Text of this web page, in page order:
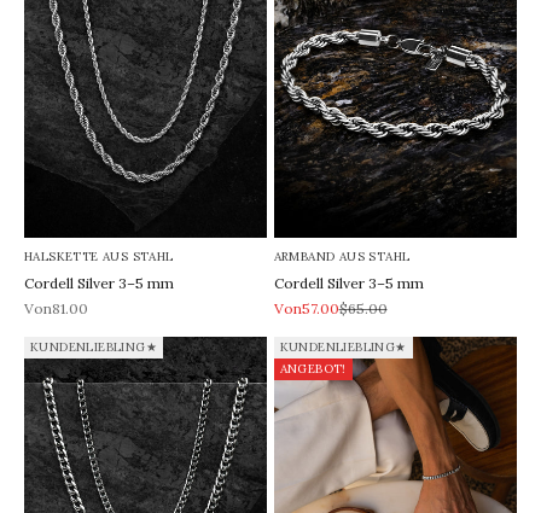
HALSKETTE AUS STAHL
Cordell Silver 3–5 mm
REA-pris
Von81.00
ARMBAND AUS STAHL
Cordell Silver 3–5 mm
REA-pris
Von57.00Pris
$65.00
KUNDENLIEBLING★
KUNDENLIEBLING★
ANGEBOT!